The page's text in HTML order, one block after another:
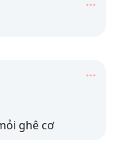
ghê cơ